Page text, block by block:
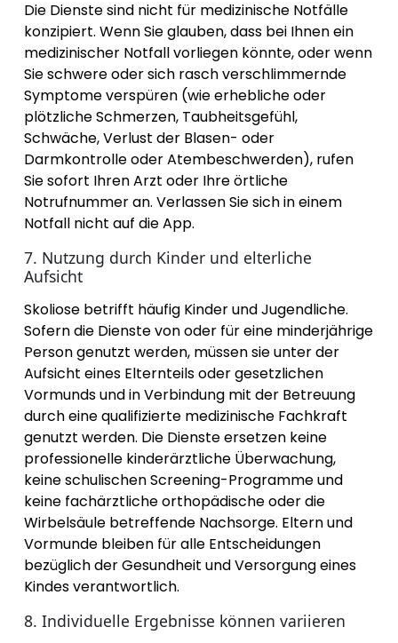
Die Dienste sind nicht für medizinische Notfälle
konzipiert. Wenn Sie glauben, dass bei Ihnen ein
medizinischer Notfall vorliegen könnte, oder wenn
Sie schwere oder sich rasch verschlimmernde
Symptome verspüren (wie erhebliche oder
plötzliche Schmerzen, Taubheitsgefühl,
Schwäche, Verlust der Blasen- oder
Darmkontrolle oder Atembeschwerden), rufen
Sie sofort Ihren Arzt oder Ihre örtliche
Notrufnummer an. Verlassen Sie sich in einem
Notfall nicht auf die App.
7. Nutzung durch Kinder und elterliche
Aufsicht
Skoliose betrifft häufig Kinder und Jugendliche.
Sofern die Dienste von oder für eine minderjährige
Person genutzt werden, müssen sie unter der
Aufsicht eines Elternteils oder gesetzlichen
Vormunds und in Verbindung mit der Betreuung
durch eine qualifizierte medizinische Fachkraft
genutzt werden. Die Dienste ersetzen keine
professionelle kinderärztliche Überwachung,
keine schulischen Screening-Programme und
keine fachärztliche orthopädische oder die
Wirbelsäule betreffende Nachsorge. Eltern und
Vormunde bleiben für alle Entscheidungen
bezüglich der Gesundheit und Versorgung eines
Kindes verantwortlich.
8. Individuelle Ergebnisse können variieren